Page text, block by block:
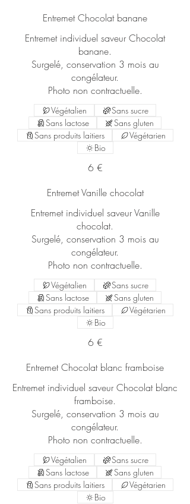
Entremet Chocolat banane
Entremet individuel saveur Chocolat
banane.
Surgelé, conservation 3 mois au
congélateur.
Photo non contractuelle.
6 €
Végétalien
Sans sucre
Sans lactose
Sans gluten
Sans produits laitiers
Végétarien
Bio
Entremet Vanille chocolat
Entremet individuel saveur Vanille
chocolat.
Surgelé, conservation 3 mois au
congélateur.
Photo non contractuelle.
6 €
Végétalien
Sans sucre
Sans lactose
Sans gluten
Sans produits laitiers
Végétarien
Bio
Entremet Chocolat blanc framboise
Entremet individuel saveur Chocolat blanc
framboise.
Surgelé, conservation 3 mois au
congélateur.
Photo non contractuelle.
Végétalien
Sans sucre
Sans lactose
Sans gluten
Sans produits laitiers
Végétarien
Bio